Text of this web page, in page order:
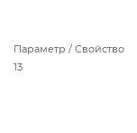
Параметр / Свойство
13